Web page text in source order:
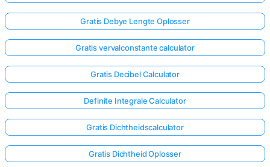
Gratis Debye Lengte Oplosser
Gratis vervalconstante calculator
Gratis Decibel Calculator
Definite Integrale Calculator
Gratis Dichtheidscalculator
Gratis Dichtheid Oplosser